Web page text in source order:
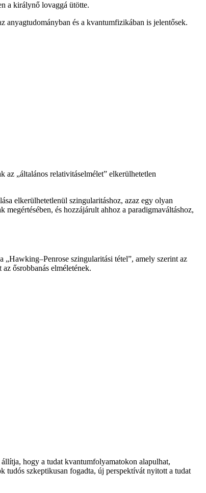
a királynő lovaggá ütötte.
anyagtudományban és a kvantumfizikában is jelentősek.
„általános relativitáselmélet” elkerülhetetlen
elkerülhetetlenül szingularitáshoz, azaz egy olyan
és hozzájárult ahhoz a paradigmaváltáshoz,
szingularitási tétel”, amely szerint az
ősrobbanás elméletének.
hogy a tudat kvantumfolyamatokon alapulhat,
tudós szkeptikusan fogadta, új perspektívát nyitott a tudat